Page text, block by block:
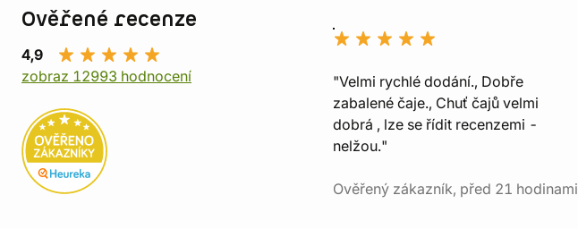
Ověřené recenze
4,9
zobraz 12993 hodnocení
"Velmi rychlé dodání., Dobře
zabalené čaje., Chuť čajů velmi
dobrá , lze se řídit recenzemi -
nelžou."
Ověřený zákazník, před 21 hodinami